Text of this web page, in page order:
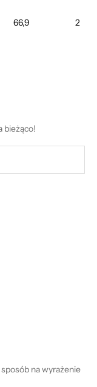
66,9 2
bieżąco!
na wyrażenie